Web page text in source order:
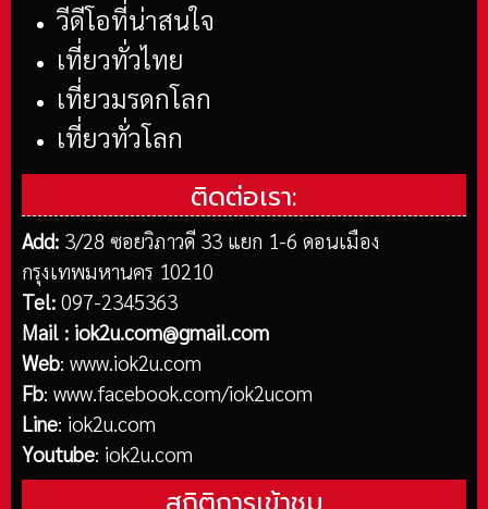
วีดีโอที่น่าสนใจ
เที่ยวทั่วไทย
เที่ยวมรดกโลก
เที่ยวทั่วโลก
ติดต่อเรา:
Add: 3/28 ซอยวิภาวดี 33 แยก 1-6 ดอนเมือง
กรุงเทพมหานคร 10210
Tel: 097-2345363
Mail : iok2u.com@gmail.com
Web: www.iok2u.com
Fb: www.facebook.com/iok2ucom
Line: iok2u.com
Youtube: iok2u.com